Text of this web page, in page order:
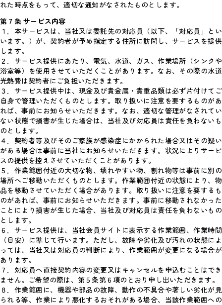
れた時点をもって、適切な通知がなされたものとします。
第７条 サービス内容
１．本サービスは、当社又は委託先の対応員（以下、「対応員」とい
います。）が、契約者が予め指定する住所に訪問し、サービスを提供
します。
２．サービス提供にあたり、電気、水道、ガス、作業場所（シンクや
浴室等）を使用させていただくことがあります。なお、その際の水道
光熱費は契約者にご負担いただきます。
３．サービス提供中は、現金及び貴金属・貴重品類は必ず片付けてご
自身で管理いただくものとします。取り扱いに注意を要するものがあ
れば、事前にお知らせいただきます。なお、適切な管理がなされてい
ない状態で損害が生じた場合は、当社及び対応員は責任を負わないも
のとします。
４．契約者等及びそのご家族が感染症にかかられた場合又はその疑い
がある場合は事前に当社にお知らせいただきます。状況によりサービ
スの提供を控えさせていただくことがあります。
５．作業範囲付近の大切な物、壊れやすい物、割れ物等は事前に別の
場所へご移動いただくものとします。作業範囲付近の状態により、物
品を移動させていただく場合があります。取り扱いに注意を要するも
のがあれば、事前にお知らせいただきます。事前に移動されなかった
ことにより損害が生じた場合、当社及び対応員は責任を負わないもの
とします。
６．サービス提供は、当社会員サイトに表示する作業範囲、作業時間
（目安）に準じて行います。ただし、故障や劣化及び汚れの状態によ
っては、当社又は対応員の判断により、作業範囲が変更になる場合が
あります。
７．対応員へ直接契約内容の変更又はキャンセルを申込むことはでき
ません。ご希望の際は、第５条第６項のとおり申し出いただきます。
８．作業範囲に、機器や部品の故障、動作の不具合や著しい劣化が見
られる等、作業により悪化するおそれがある場合、当該作業範囲への